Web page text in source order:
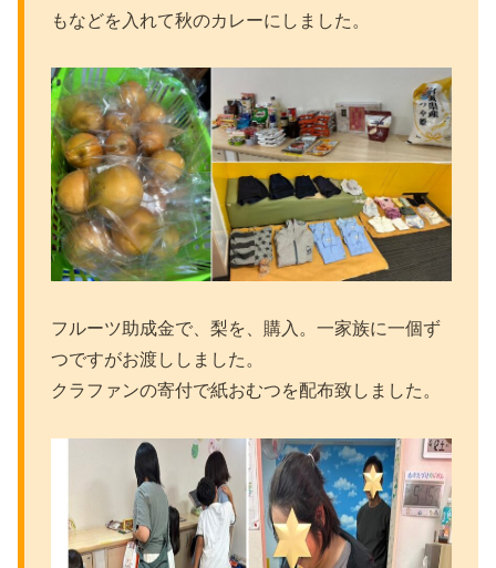
もなどを入れて秋のカレーにしました。
フルーツ助成金で、梨を、購入。一家族に一個ず
つですがお渡ししました。
クラファンの寄付で紙おむつを配布致しました。